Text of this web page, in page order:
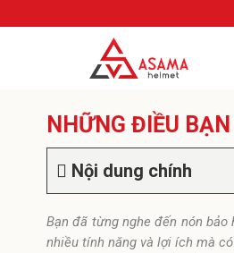
NHỮNG ĐIỀU
Nội dung chính
Bạn đã từng nghe đến nón
nhiều tính năng và lợi ích mà